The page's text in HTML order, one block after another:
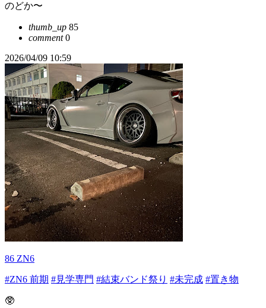
のどか〜
thumb_up 85
comment0
2026/04/09 10:59
86 ZN6
#ZN6 前期 #見学専門 #結束バンド祭り #未完成 #置き物
🥸